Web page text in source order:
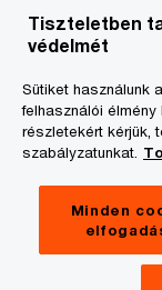
© 2023 - 2026
kifejezés a
amelyek az
tagja.
Adatkezelési
Cookie
Tiszteletben
védelmét
Sütiket használunk
felhasználói
részletekért kérjük,
szabályzatunkat.
Minden